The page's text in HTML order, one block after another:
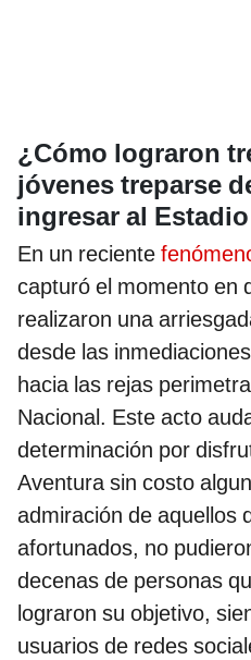
¿Cómo lograron
jóvenes treparse
ingresar al
En un reciente
capturó el momento en
realizaron una
desde las
hacia las rejas
Nacional. Este acto
determinación por
Aventura sin costo
admiración de aquellos
afortunados, no
decenas de personas
lograron su objetivo,
usuarios de redes